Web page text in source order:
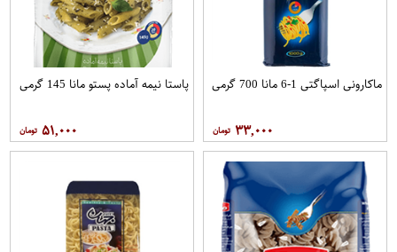
ماکارونی اسپاگتی 1-6 مانا 700 گرمی
۳۳,۰۰۰
پاستا نیمه آماده پستو مانا 145 گرمی
۵۱,۰۰۰